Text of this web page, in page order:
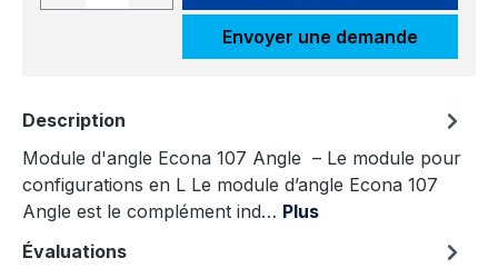
Envoyer une demande
Description
Module d'angle Econa 107 Angle – Le module pour
configurations en L Le module d’angle Econa 107
Angle est le complément ind… Plus
Évaluations